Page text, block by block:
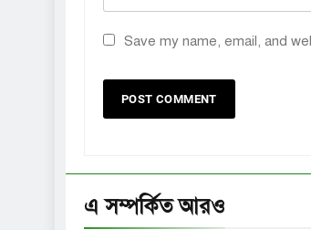
Save my name, email, and
এ সম্পর্কিত আরও